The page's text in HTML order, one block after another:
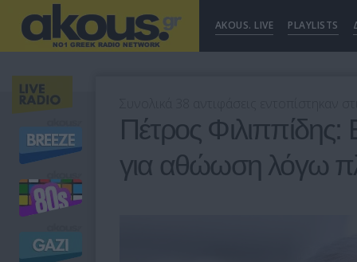
AKOUS. LIVE PLAYLISTS
Πέτρος Φιλιππίδης:
για αθώωση λόγω